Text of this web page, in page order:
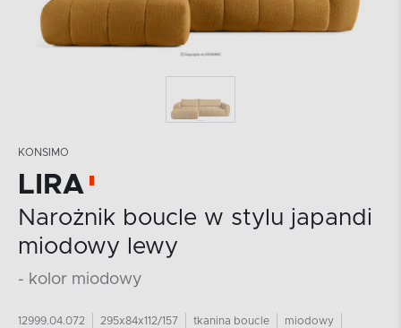
KONSIMO
LIRA
Narożnik boucle w stylu japandi
miodowy lewy
- kolor miodowy
12999.04.072 295x84x112/157 tkanina boucle miodowy